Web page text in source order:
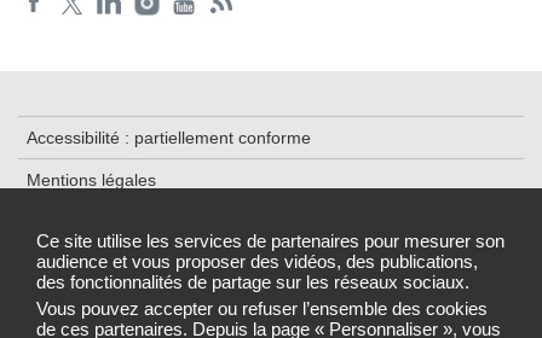
Ce site utilise les services de partenaires pour mesurer son
audience et vous proposer des vidéos, des publications,
des fonctionnalités de partage sur les réseaux sociaux.
Vous pouvez accepter ou refuser l’ensemble des cookies
de ces partenaires. Depuis la page « Personnaliser », vous
Accessibilité : partiellement conforme
Mentions légales
Cookies et traceurs
Gestion des cookies